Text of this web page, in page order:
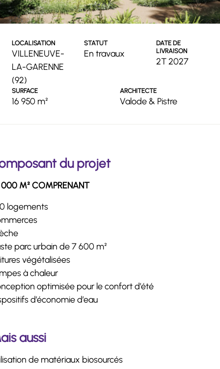
LOCALISATION
VILLENEUVE-
LA-GARENNE
(92)
STATUT
En travaux
DATE DE
LIVRAISON
2T 2027
SURFACE
16 950 m²
ARCHITECTE
Valode & Pistre
du projet
M² COMPRENANT
logements
parc urbain de 7 600 m²
végétalisées
à chaleur
optimisée pour le confort d’été
d’économie d’eau
aussi
de matériaux biosourcés